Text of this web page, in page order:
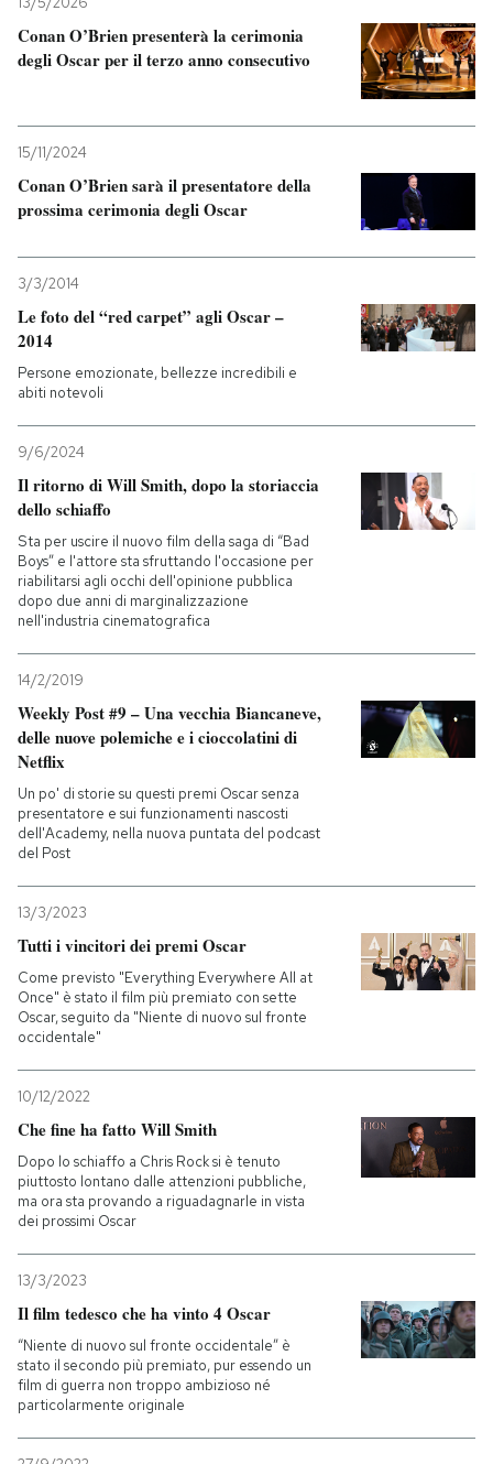
Conan O’Brien presenterà la cerimonia
degli Oscar per il terzo anno consecutivo
15/11/2024
Conan O’Brien sarà il presentatore della
prossima cerimonia degli Oscar
3/3/2014
Le foto del “red carpet” agli Oscar –
2014
Persone emozionate, bellezze incredibili e
abiti notevoli
9/6/2024
Il ritorno di Will Smith, dopo la storiaccia
dello schiaffo
Sta per uscire il nuovo film della saga di “Bad
Boys” e l'attore sta sfruttando l'occasione per
riabilitarsi agli occhi dell'opinione pubblica
dopo due anni di marginalizzazione
nell'industria cinematografica
14/2/2019
Weekly Post #9 – Una vecchia Biancaneve,
delle nuove polemiche e i cioccolatini di
Netflix
Un po' di storie su questi premi Oscar senza
presentatore e sui funzionamenti nascosti
dell'Academy, nella nuova puntata del podcast
del Post
13/3/2023
Tutti i vincitori dei premi Oscar
Come previsto "Everything Everywhere All at
Once" è stato il film più premiato con sette
Oscar, seguito da "Niente di nuovo sul fronte
occidentale"
10/12/2022
Che fine ha fatto Will Smith
Dopo lo schiaffo a Chris Rock si è tenuto
piuttosto lontano dalle attenzioni pubbliche,
ma ora sta provando a riguadagnarle in vista
dei prossimi Oscar
13/3/2023
Il film tedesco che ha vinto 4 Oscar
“Niente di nuovo sul fronte occidentale” è
stato il secondo più premiato, pur essendo un
film di guerra non troppo ambizioso né
particolarmente originale